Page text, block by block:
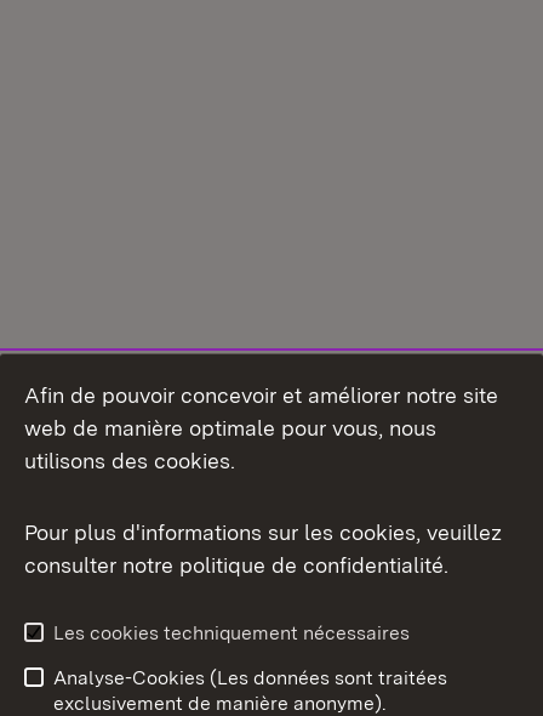
Aperçu des thèmes
Afin de pouvoir concevoir et améliorer notre site
web de manière optimale pour vous, nous
utilisons des cookies.
Pour plus d'informations sur les cookies, veuillez
consulter notre politique de confidentialité.
Les cookies techniquement nécessaires
Analyse-Cookies (Les données sont traitées
exclusivement de manière anonyme).